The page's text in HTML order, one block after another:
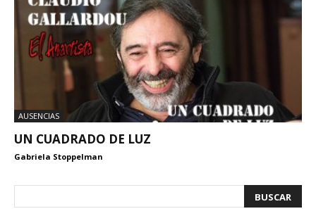
AUSENCIAS
UN CUADRADO DE LUZ
Gabriela Stoppelman